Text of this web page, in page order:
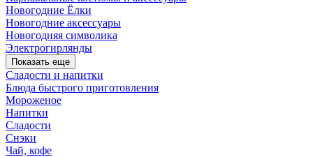
Новогодние Ёлки
Новогодние аксессуары
Новогодняя символика
Электрогирлянды
Показать еще
Сладости и напитки
Блюда быстрого приготовления
Мороженое
Напитки
Сладости
Снэки
Чай, кофе